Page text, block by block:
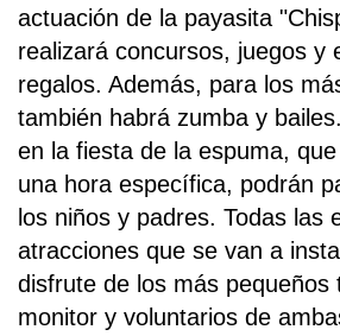
actuación de la payasita
realizará concursos, juegos y
regalos. Además, para los
también habrá zumba y
en la fiesta de la espuma,
una hora específica, podrán
los niños y padres. Todas las
atracciones que se van a
disfrute de los más pequeños
monitor y voluntarios de